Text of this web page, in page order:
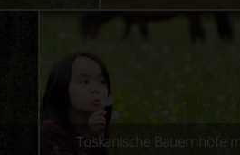
Toskanische Bauernhöfe